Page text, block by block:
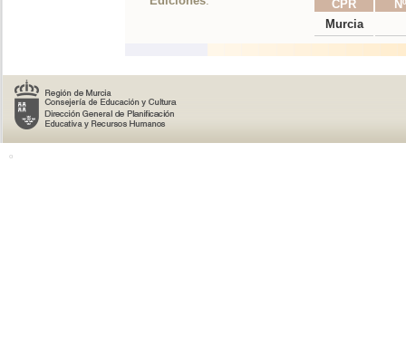
CPR
Murcia
o